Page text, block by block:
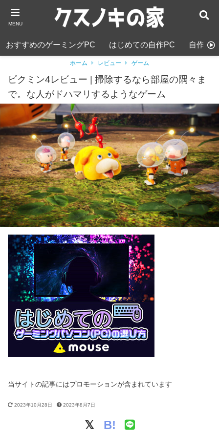
MENU
おすすめのゲーミングPC はじめての自作PC 自作PC
ホーム レビュー ゲーム
ピクミン4レビュー | 掃除するなら部屋の隅々ま
で。な人がドハマリするようなゲーム
2023年10月28日 2023年8月7日
当サイトの記事にはプロモーションが含まれています
B!